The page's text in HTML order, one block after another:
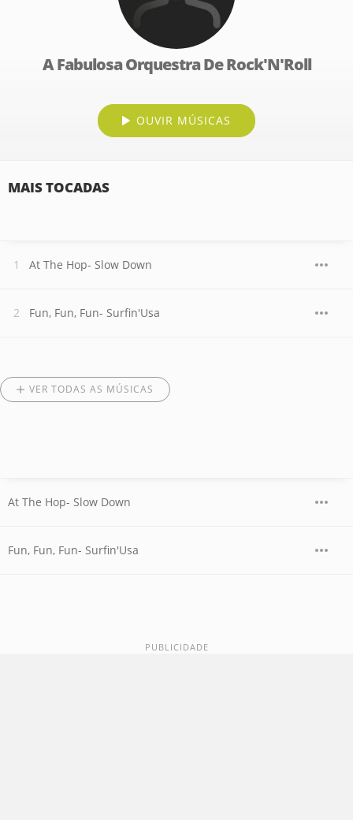
A Fabulosa Orquestra De Rock'N'Roll
OUVIR MÚSICAS
MAIS TOCADAS
At The Hop- Slow Down
Fun, Fun, Fun- Surfin'Usa
VER TODAS AS MÚSICAS
At The Hop- Slow Down
Fun, Fun, Fun- Surfin'Usa